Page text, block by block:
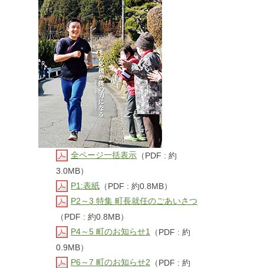
全ページ一括表示 （PDF : 約
3.0MB）
P1:表紙 （PDF : 約0.8MB）
P2～3 特集 町長就任のごあいさつ
（PDF : 約0.8MB）
P4～5 町のお知らせ1 （PDF : 約
0.9MB）
P6～7 町のお知らせ2 （PDF : 約